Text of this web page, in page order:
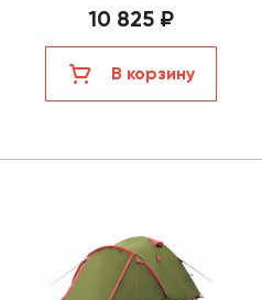
10 825 ₽
В корзину